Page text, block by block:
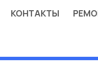
КОНТАКТЫ